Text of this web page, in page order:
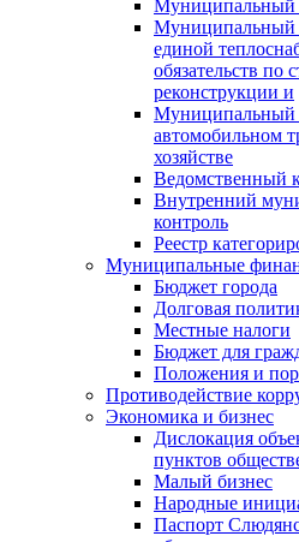
Муниципальный
Муниципальный
единой
обязательств по
реконструкции и
Муниципальный
автомобильном
хозяйстве
Ведомственный
Внутренний
контроль
Реестр
Муниципальные
Бюджет города
Долговая
Местные налоги
Бюджет для
Положения и
Противодействие
Экономика и бизнес
Дислокация
пунктов
Малый бизнес
Народные
Паспорт